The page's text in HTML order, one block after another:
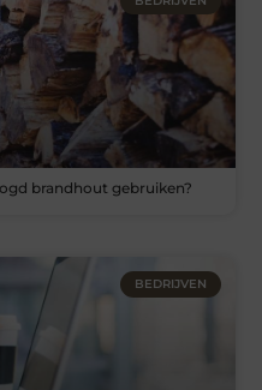
brandhout gebruiken?
BEDRIJVEN